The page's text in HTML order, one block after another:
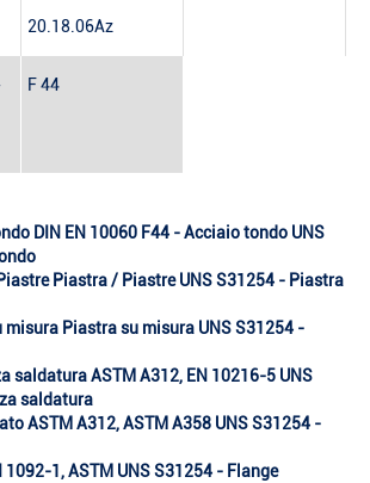
20.18.06Az
F 44
DIN EN 10060 F44 - Acciaio tondo UNS
Piastra / Piastre UNS S31254 - Piastra
Piastra su misura UNS S31254 -
saldatura ASTM A312, EN 10216-5 UNS
saldatura
ASTM A312, ASTM A358 UNS S31254 -
1092-1, ASTM UNS S31254 - Flange